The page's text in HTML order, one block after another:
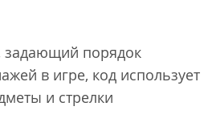
задающий порядок
в игре, код использует
и стрелки